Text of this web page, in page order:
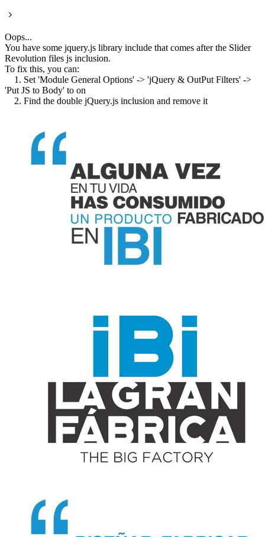
Oops...
You have some jquery.js library include that comes after the Slider
Revolution files js inclusion.
To fix this, you can:
1. Set 'Module General Options' -> 'jQuery & OutPut Filters' ->
'Put JS to Body' to on
2. Find the double jQuery.js inclusion and remove it